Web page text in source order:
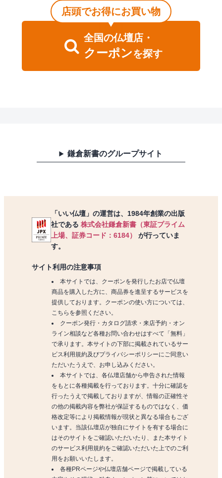
店頭でお得にお買い物
全国の仏壇店・
クーポンを探す
鎌倉新書のグループサイト
「いい仏壇」の運営は、1984年創業の出版
社である 株式会社鎌倉新書（東証プライム
上場、証券コード：6184）
が行っていま
す。
サイト利用の注意事項
本サイトでは、クーポンを発行したお店で仏壇
商品を購入した方に、商品券を進呈するサービスを
提供しております。クーポンの使い方については、
こちらを参照ください。
クーポン発行・カタログ請求・来店予約・オン
ライン相談など各種お問い合わせはすべて「無料」
で承ります。本サイトの下部に掲載されているサー
ビス利用規約及びプライバシーポリシーにご同意い
ただいたうえで、お申し込みください。
本サイトでは、各仏壇店舗から申告された情報
をもとに各種掲載を行っております。十分に確認を
行ったうえで掲載しておりますが、情報の正確性そ
の他の掲載内容を弊社が保証するものではなく、価
格改定等により掲載情報が現状と異なる場合もござ
います。当該仏壇店が独自にサイトを有する場合に
はそのサイトをご確認いただいたり、また本サイト
のサービス利用規約をご確認いただいた上でのご利
用をお願いいたします。
各種PRページや仏壇店舗ページで掲載している